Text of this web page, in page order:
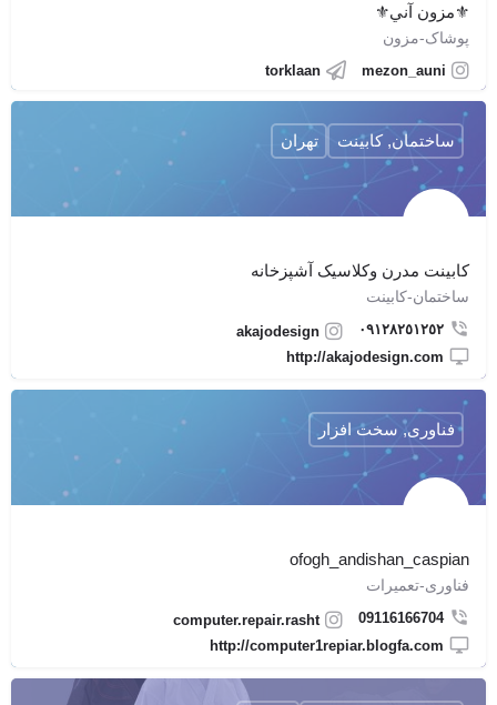
⚜️مزون آني⚜️
پوشاک-مزون
mezon_auni
torklaan
کابینت مدرن وکلاسیک آشپزخانه
ساختمان-کابینت
٠٩١٢٨٢٥١٢٥٢
akajodesign
http://akajodesign.com
ساختمان, کابینت تهران
ofogh_andishan_caspian
فناوری-تعمیرات
09116166704
computer.repair.rasht
http://computer1repiar.blogfa.com
فناوری, سخت افزار